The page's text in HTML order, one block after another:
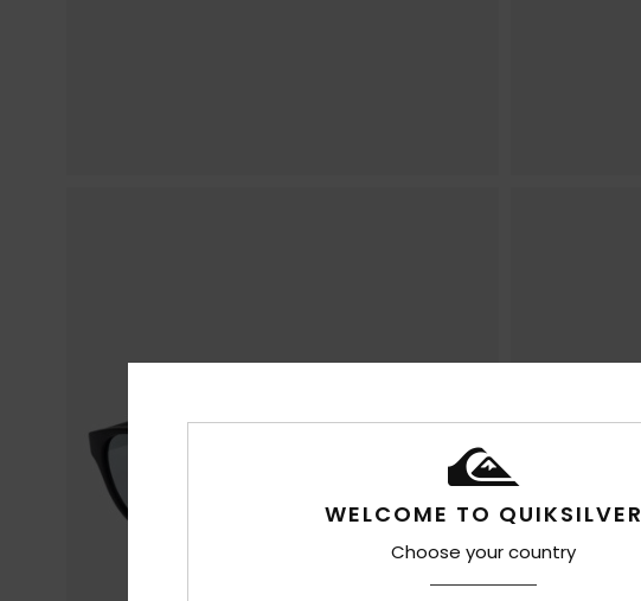
WELCOME TO QUIKSILVER
Choose your country